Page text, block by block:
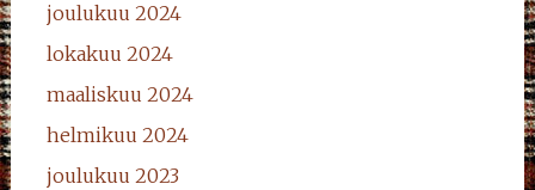
joulukuu 2024
lokakuu 2024
maaliskuu 2024
helmikuu 2024
joulukuu 2023